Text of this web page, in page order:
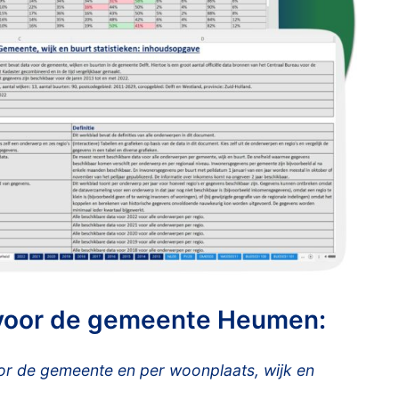
de gemeente Heumen:
de gemeente en per woonplaats, wijk en